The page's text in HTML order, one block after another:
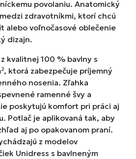
povolaniu. Anatomický
zdravotníkmi, ktorí chcú
alebo voľnočasové oblečenie
dizajn.
kvalitnej 100 % bavlny s
ktorá zabezpečuje príjemný
nosenia. Zľahka
ramenné švy a
poskytujú komfort pri práci aj
Potlač je aplikovaná tak, aby
aj po opakovanom praní.
z modelov
Unidress s bavlneným